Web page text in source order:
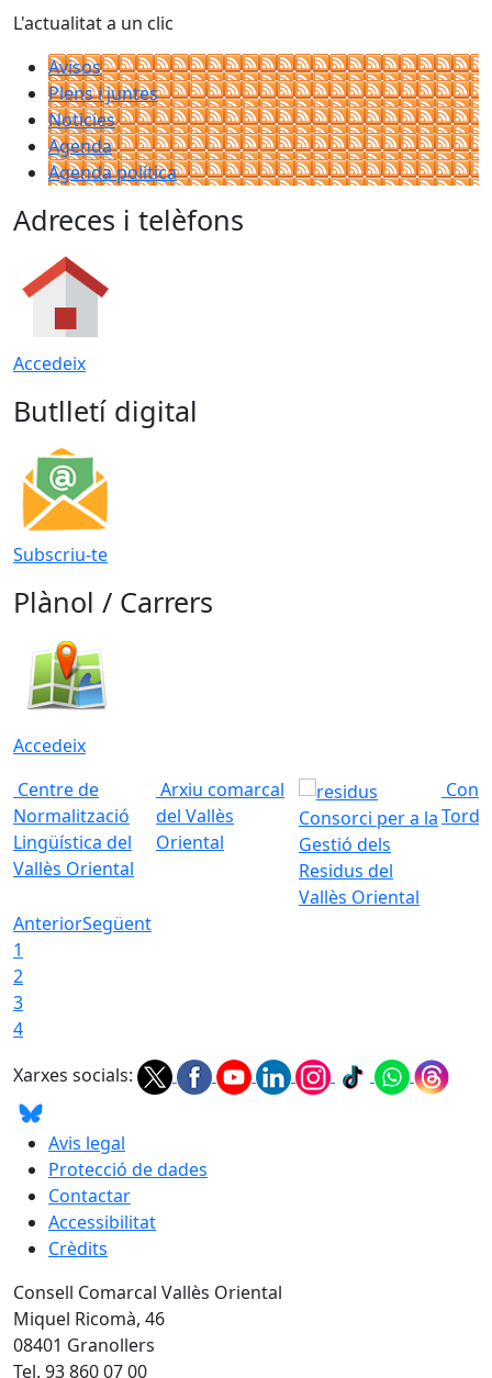
L'actualitat a un clic
Avisos
Plens i juntes
Noticies
Agenda
Agenda política
Adreces i telèfons
Accedeix
Butlletí digital
Subscriu-te
Plànol / Carrers
Accedeix
Centre de
Normalització
Lingüística del
Vallès Oriental
Arxiu comarcal
del Vallès
Oriental
Consorci per a la
Gestió dels
Residus del
Vallès Oriental
AnteriorSegüent
1
2
3
4
Xarxes socials:
Avis legal
Protecció de dades
Contactar
Accessibilitat
Crèdits
Consell Comarcal Vallès Oriental
Miquel Ricomà, 46
08401 Granollers
Tel. 93 860 07 00